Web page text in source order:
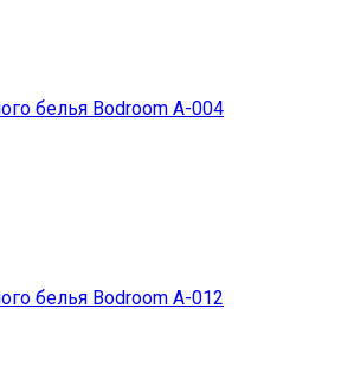
белья Bodroom A-004
белья Bodroom A-012